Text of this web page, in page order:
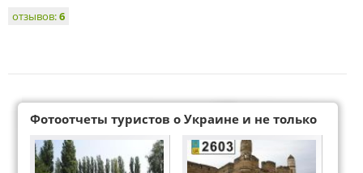
отзывов:6
Фотоотчеты туристов о Украине и не только